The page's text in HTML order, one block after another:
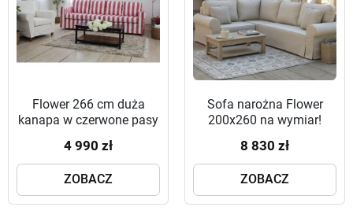
Flower 266 cm duża
kanapa w czerwone pasy
4 990 zł
ZOBACZ
Sofa narożna Flower
200x260 na wymiar!
8 830 zł
ZOBACZ